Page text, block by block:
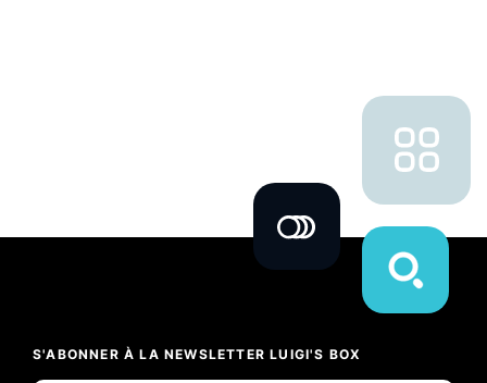
S'ABONNER À LA NEWSLETTER LUIGI'S BOX